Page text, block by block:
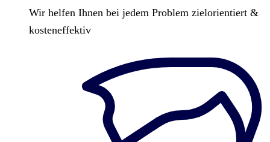
Wir helfen Ihnen bei jedem Problem zielorientiert &
kosteneffektiv